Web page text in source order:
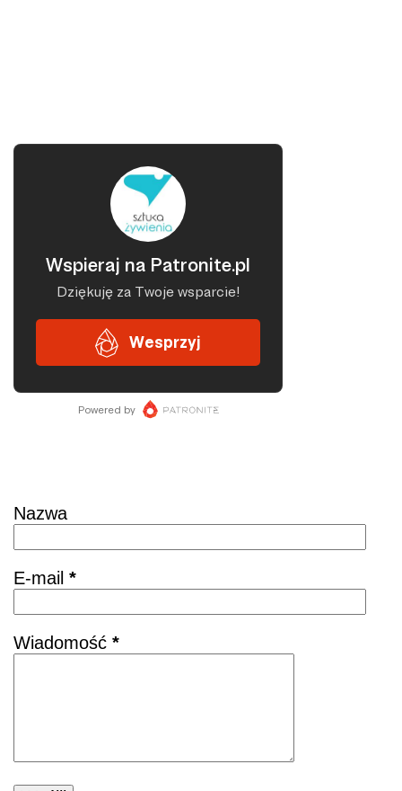
Nazwa
E-mail *
Wiadomość *